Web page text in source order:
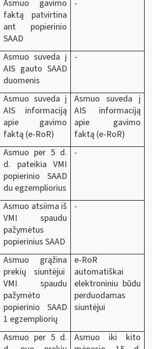
Asmuo gavimo
faktą patvirtina
ant popierinio
SAAD
-
Asmuo suveda į
AIS gauto SAAD
duomenis
-
Asmuo suveda į
AIS informaciją
apie gavimo
faktą (e-RoR)
Asmuo suveda į
AIS informaciją
apie gavimo
faktą (e-RoR)
Asmuo per 5 d.
d. pateikia VMI
popierinio SAAD
du egzempliorius
-
Asmuo atsiima iš
VMI spaudu
pažymėtus
popierinius SAAD
-
Asmuo grąžina
prekių siuntėjui
VMI spaudu
pažymėto
popierinio SAAD
1 egzempliorių
e-RoR
automatiškai
elektroniniu būdu
perduodamas
siuntėjui
Asmuo per 5 d.
Asmuo iki kito